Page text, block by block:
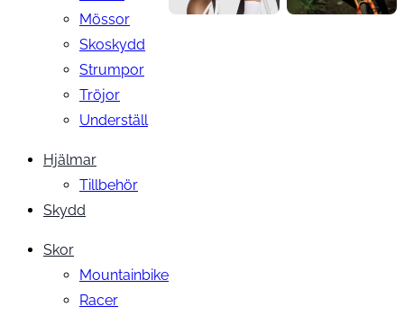
Mössor
Skoskydd
Strumpor
Tröjor
Underställ
Hjälmar
Tillbehör
Skydd
Skor
Mountainbike
Racer